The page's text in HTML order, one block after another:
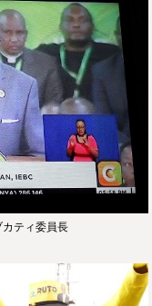
ティ委員長